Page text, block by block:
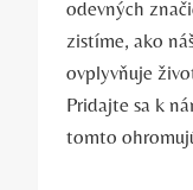
odevných
zistíme, ako
ovplyvňuje
Pridajte sa k
tomto